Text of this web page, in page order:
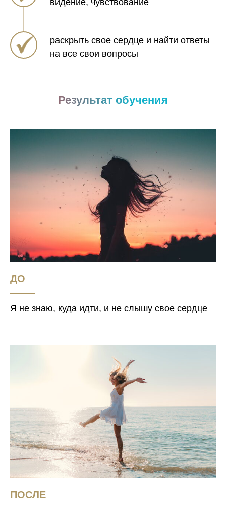
раскрыть свое сердце и найти ответы
на все свои вопросы
Результат обучения
ДО
Я не знаю, куда идти, и не слышу свое сердце
ПОСЛЕ